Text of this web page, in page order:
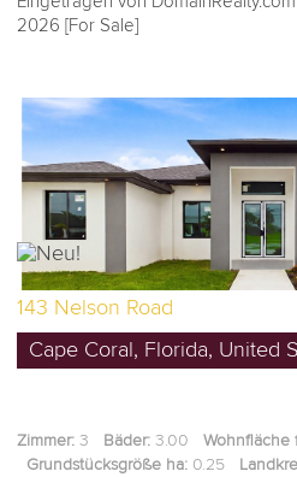
2026 [For Sale]
143 Nelson Road
Cape Coral, Florida, United
Zimmer: 3 Bäder: 3.00Wohnfläche
Grundstücksgröße ha: 0.25